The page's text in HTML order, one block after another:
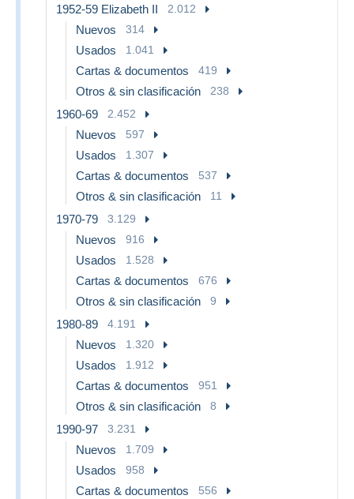
1952-59 Elizabeth II 2.012
Nuevos 314
Usados 1.041
Cartas & documentos 419
Otros & sin clasificación 238
1960-69 2.452
Nuevos 597
Usados 1.307
Cartas & documentos 537
Otros & sin clasificación 11
1970-79 3.129
Nuevos 916
Usados 1.528
Cartas & documentos 676
Otros & sin clasificación 9
1980-89 4.191
Nuevos 1.320
Usados 1.912
Cartas & documentos 951
Otros & sin clasificación 8
1990-97 3.231
Nuevos 1.709
Usados 958
Cartas & documentos 556